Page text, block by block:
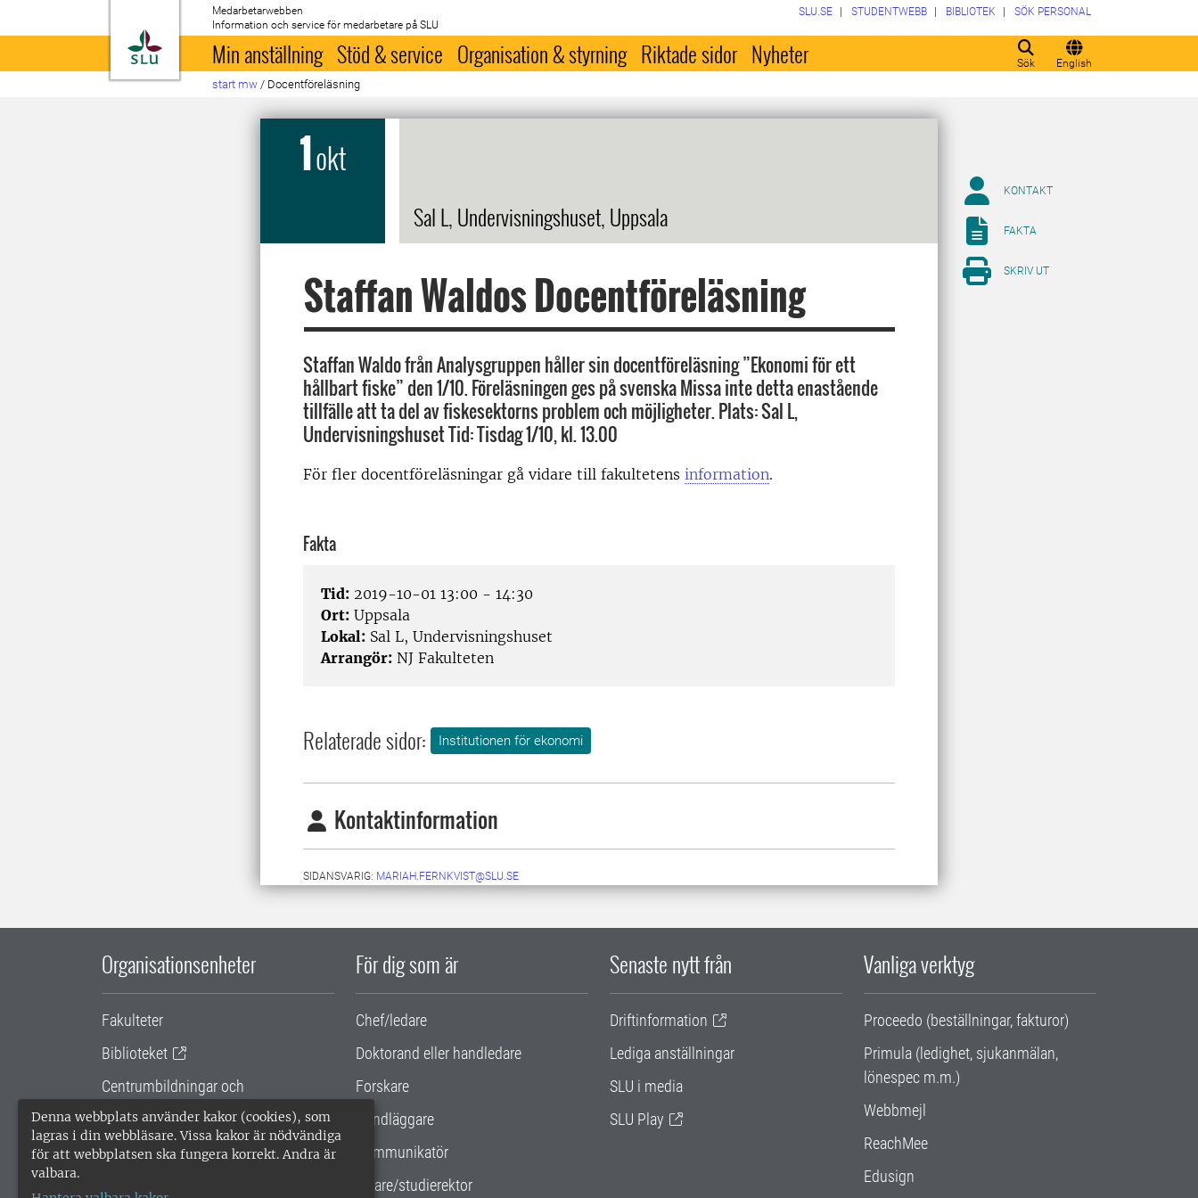
Denna webbplats använder kakor (cookies), som
lagras i din webbläsare. Vissa kakor är nödvändiga
för att webbplatsen ska fungera korrekt. Andra är
valbara.
Till startsida
Medarbetarwebben
Information och service för medarbetare på SLU
Sök English
SLU.SE STUDENTWEBB BIBLIOTEK SÖK PERSONAL
Min anställning Stöd & service Organisation & styrning Riktade sidor Nyheter
start mw / Docentföreläsning
1okt
Sal L, Undervisningshuset, Uppsala
Staffan Waldos Docentföreläsning
Staffan Waldo från Analysgruppen håller sin docentföreläsning ”Ekonomi för ett
hållbart fiske” den 1/10. Föreläsningen ges på svenska Missa inte detta enastående
tillfälle att ta del av fiskesektorns problem och möjligheter. Plats: Sal L,
Undervisningshuset Tid: Tisdag 1/10, kl. 13.00
För fler docentföreläsningar gå vidare till fakultetens information.
Fakta
Tid: 2019-10-01 13:00 - 14:30
Ort: Uppsala
Lokal: Sal L, Undervisningshuset
Arrangör: NJ Fakulteten
Relaterade sidor: Institutionen för ekonomi
Kontaktinformation
SIDANSVARIG: MARIAH.FERNKVIST@SLU.SE
KONTAKT
FAKTA
SKRIV UT
Organisationsenheter
Fakulteter
Biblioteket
Centrumbildningar och
samarbetsprojekt
Gemensamma verksamhetsstödet
För dig som är
Chef/ledare
Doktorand eller handledare
Forskare
Handläggare
Kommunikatör
Lärare/studierektor
Senaste nytt från
Driftinformation
Lediga anställningar
SLU i media
SLU Play
Vanliga verktyg
Proceedo (beställningar, fakturor)
Primula (ledighet, sjukanmälan,
lönespec m.m.)
Webbmejl
ReachMee
Edusign